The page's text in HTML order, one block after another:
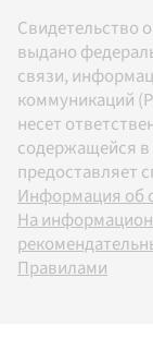
Свидетельство
выдано
связи,
коммуникаций
несет
содержащейся
предоставляет
Информация об
На
Правилами